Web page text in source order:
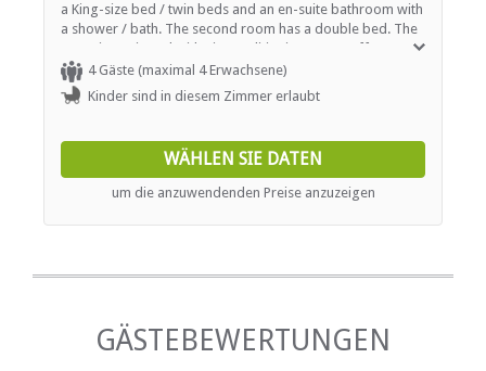
a King-size bed / twin beds and an en-suite bathroom with
a shower / bath. The second room has a double bed. The
room is equipped with air-conditioning, tea / coffee
making facilities and TV with DSTV.
4 Gäste (maximal 4 Erwachsene)
Kinder sind in diesem Zimmer erlaubt
WÄHLEN SIE DATEN
um die anzuwendenden Preise anzuzeigen
GÄSTEBEWERTUNGEN